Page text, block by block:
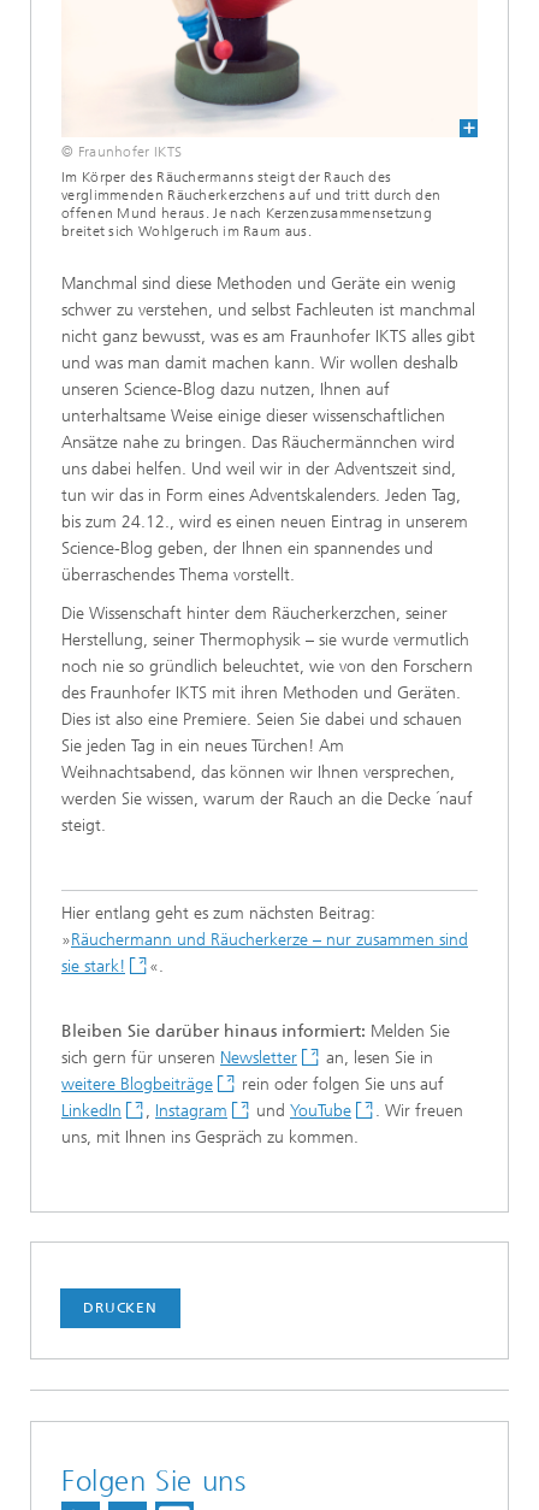
© Fraunhofer IKTS
Im Körper des Räuchermanns steigt der Rauch des
verglimmenden Räucherkerzchens auf und tritt durch den
offenen Mund heraus. Je nach Kerzenzusammensetzung
breitet sich Wohlgeruch im Raum aus.
Manchmal sind diese Methoden und Geräte ein wenig
schwer zu verstehen, und selbst Fachleuten ist manchmal
nicht ganz bewusst, was es am Fraunhofer IKTS alles gibt
und was man damit machen kann. Wir wollen deshalb
unseren Science-Blog dazu nutzen, Ihnen auf
unterhaltsame Weise einige dieser wissenschaftlichen
Ansätze nahe zu bringen. Das Räuchermännchen wird
uns dabei helfen. Und weil wir in der Adventszeit sind,
tun wir das in Form eines Adventskalenders. Jeden Tag,
bis zum 24.12., wird es einen neuen Eintrag in unserem
Science-Blog geben, der Ihnen ein spannendes und
überraschendes Thema vorstellt.
Die Wissenschaft hinter dem Räucherkerzchen, seiner
Herstellung, seiner Thermophysik – sie wurde vermutlich
noch nie so gründlich beleuchtet, wie von den Forschern
des Fraunhofer IKTS mit ihren Methoden und Geräten.
Dies ist also eine Premiere. Seien Sie dabei und schauen
Sie jeden Tag in ein neues Türchen! Am
Weihnachtsabend, das können wir Ihnen versprechen,
werden Sie wissen, warum der Rauch an die Decke ´nauf
steigt.
Hier entlang geht es zum nächsten Beitrag:
»Räuchermann und Räucherkerze – nur zusammen sind
sie stark!
«.
Bleiben Sie darüber hinaus informiert: Melden Sie
sich gern für unseren Newsletter
an, lesen Sie in
weitere Blogbeiträge
rein oder folgen Sie uns auf
LinkedIn
, Instagram und YouTube
. Wir freuen
uns, mit Ihnen ins Gespräch zu kommen.
DRUCKEN
Folgen Sie uns